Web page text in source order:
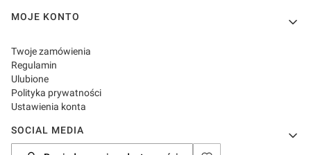
MOJE KONTO
Twoje zamówienia
Regulamin
Ulubione
Polityka prywatności
Ustawienia konta
SOCIAL MEDIA